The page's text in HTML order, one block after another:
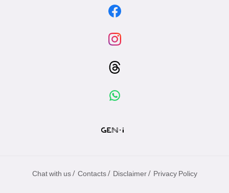
Chat with us / Contacts / Disclaimer / Privacy Policy